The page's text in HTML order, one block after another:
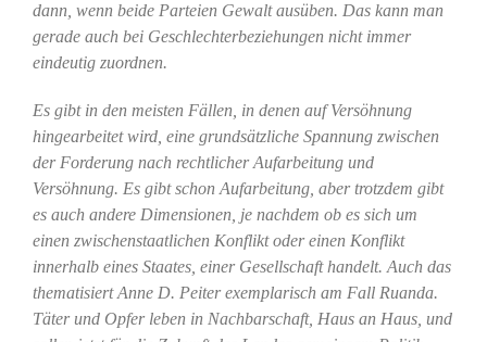
dann, wenn beide Parteien Gewalt ausüben. Das kann man
gerade auch bei Geschlechterbeziehungen nicht immer
eindeutig zuordnen.
Es gibt in den meisten Fällen, in denen auf Versöhnung
hingearbeitet wird, eine grundsätzliche Spannung zwischen
der Forderung nach rechtlicher Aufarbeitung und
Versöhnung. Es gibt schon Aufarbeitung, aber trotzdem gibt
es auch andere Dimensionen, je nachdem ob es sich um
einen zwischenstaatlichen Konflikt oder einen Konflikt
innerhalb eines Staates, einer Gesellschaft handelt. Auch das
thematisiert Anne D. Peiter exemplarisch am Fall Ruanda.
Täter und Opfer leben in Nachbarschaft, Haus an Haus, und